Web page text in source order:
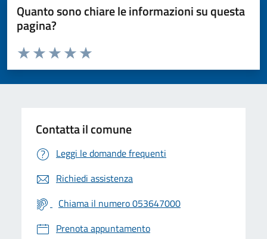
Quanto sono chiare le informazioni su questa
pagina?
Valuta da 1 a 5 stelle la pagina
Valuta 5 stelle su 5
Valuta 4 stelle su 5
Valuta 3 stelle su 5
Valuta 2 stelle su 5
Valuta 1 stelle su 5
Contatta il comune
Leggi le domande frequenti
Richiedi assistenza
Chiama il numero 053647000
Prenota appuntamento